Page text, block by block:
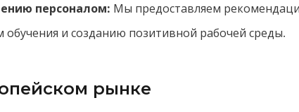
персоналом: Мы предоставляем
и созданию позитивной рабочей среды.
рынке